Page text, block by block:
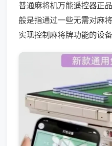
普通麻将机万能遥控器正
般是指通过一些无需对麻
实现控制麻将牌功能的设备